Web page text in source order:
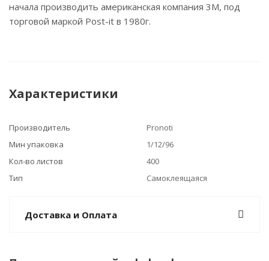
начала производить американская компания 3M, под
торговой маркой Post-it в 1980г.
Характеристики
Производитель
Pronoti
Мин упаковка
1/12/96
Кол-во листов
400
Тип
Самоклеящаяся
Доставка и Оплата